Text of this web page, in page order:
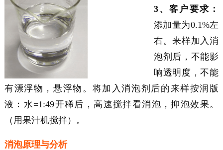
3、客户要求：
添加量为0.1%左
右。来样加入消
泡剂后，不能影
响透明度，不能
有漂浮物，悬浮物。将加入消泡剂后的来样按润版
液：水=1:49开稀后，高速搅拌看消泡，抑泡效果。
（用果汁机搅拌）。
消泡原理与分析